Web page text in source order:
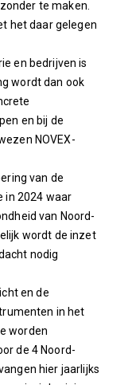
te maken.
het daar gelegen
en bedrijven is
wordt dan ook
en bij de
NOVEX-
van de
in 2024 waar
van Noord-
wordt de inzet
nodig
en de
in het
worden
de 4 Noord-
hier jaarlijks